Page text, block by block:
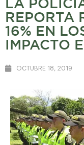
LA
REPORTA
16% EN
IMPACTO
OCTUBRE 18, 2019